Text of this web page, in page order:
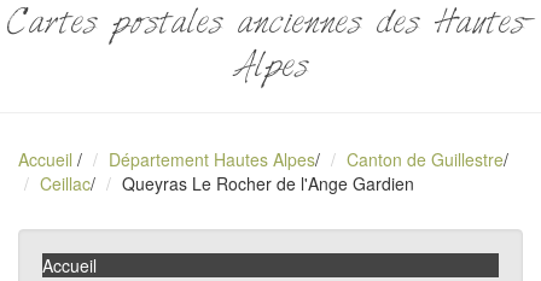
Cartes postales anciennes des Hautes-
Alpes
Accueil / Département Hautes Alpes/ Canton de Guillestre/
Ceillac/ Queyras Le Rocher de l'Ange Gardien
Accueil